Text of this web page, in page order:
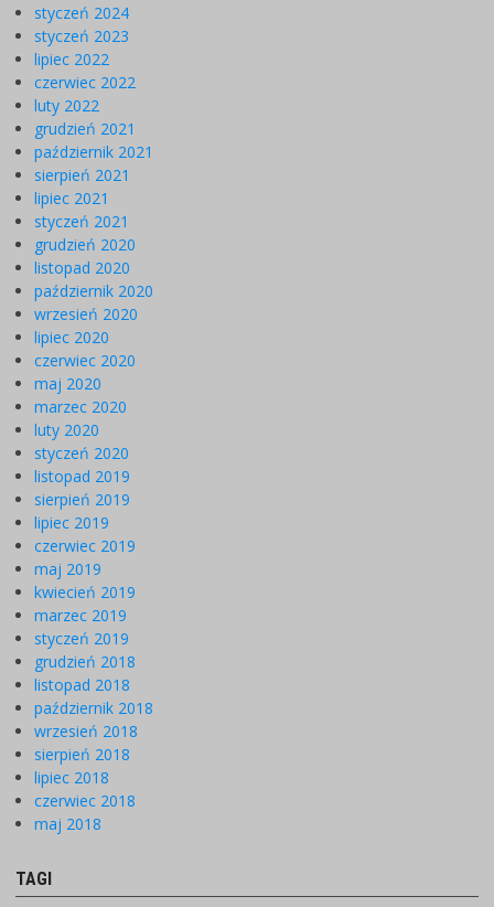
styczeń 2024
styczeń 2023
lipiec 2022
czerwiec 2022
luty 2022
grudzień 2021
październik 2021
sierpień 2021
lipiec 2021
styczeń 2021
grudzień 2020
listopad 2020
październik 2020
wrzesień 2020
lipiec 2020
czerwiec 2020
maj 2020
marzec 2020
luty 2020
styczeń 2020
listopad 2019
sierpień 2019
lipiec 2019
czerwiec 2019
maj 2019
kwiecień 2019
marzec 2019
styczeń 2019
grudzień 2018
listopad 2018
październik 2018
wrzesień 2018
sierpień 2018
lipiec 2018
czerwiec 2018
maj 2018
TAGI